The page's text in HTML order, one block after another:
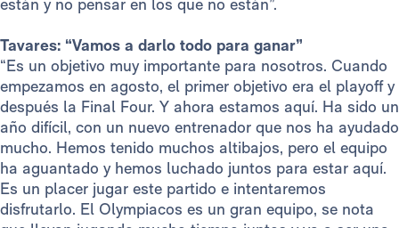
están y no pensar en los que no están”.
Tavares: “Vamos a darlo todo para ganar”
“Es un objetivo muy importante para nosotros. Cuando
empezamos en agosto, el primer objetivo era el playoff y
después la Final Four. Y ahora estamos aquí. Ha sido un
año difícil, con un nuevo entrenador que nos ha ayudado
mucho. Hemos tenido muchos altibajos, pero el equipo
ha aguantado y hemos luchado juntos para estar aquí.
Es un placer jugar este partido e intentaremos
disfrutarlo. El Olympiacos es un gran equipo, se nota